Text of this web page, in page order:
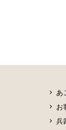
あ
お
兵